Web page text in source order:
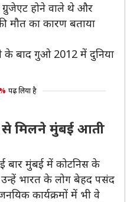
होने वाले थे और
मौत का कारण बताया
बाद गुओ 2012 में दुनिया
पढ़ लिया है
से मिलने मुंबई आती
मुंबई में कोटनिस के
भारत के लोग बेहद पसंद
कार्यक्रमों में भी वे